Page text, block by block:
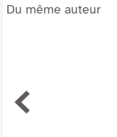
Du même auteur